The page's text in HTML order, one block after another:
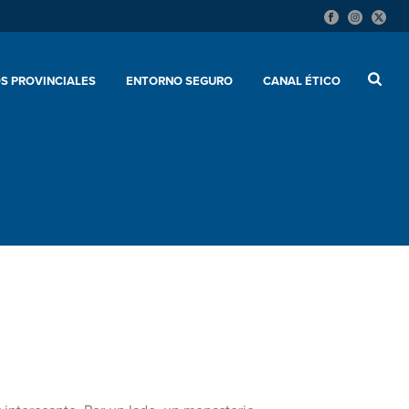
PROVINCIALES ENTORNO SEGURO CANAL ÉTICO